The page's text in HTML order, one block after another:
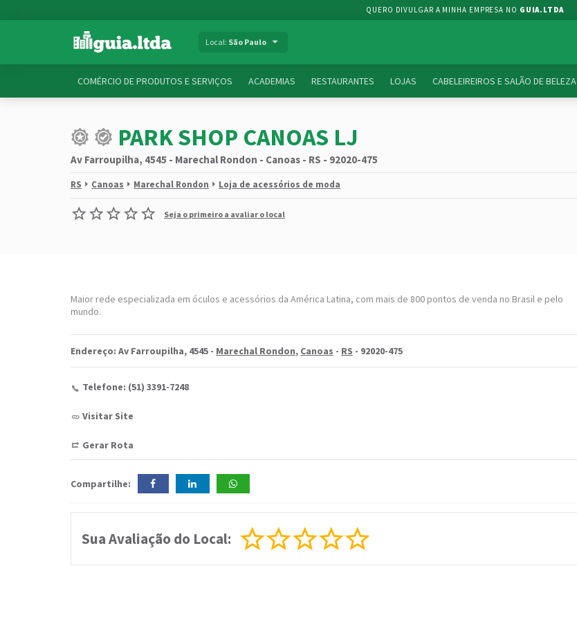
QUERO DIVULGAR A MINHA EMPRESA NO GUIA.LTDA
Local: São Paulo
COMÉRCIO DE PRODUTOS E SERVIÇOS ACADEMIAS RESTAURANTES LOJAS CABELEIREIROS E SALÃO DE BELEZA
PARK SHOP CANOAS LJ
Av Farroupilha, 4545 - Marechal Rondon - Canoas - RS - 92020-475
RS Canoas Marechal Rondon Loja de acessórios de moda
Seja o primeiro a avaliar o local
Maior rede especializada em óculos e acessórios da América Latina, com mais de 800 pontos de venda no Brasil e pelo
mundo.
Endereço: Av Farroupilha, 4545 - Marechal Rondon, Canoas - RS - 92020-475
Telefone: (51) 3391-7248
Visitar Site
Gerar Rota
Compartilhe:
Sua Avaliação do Local: